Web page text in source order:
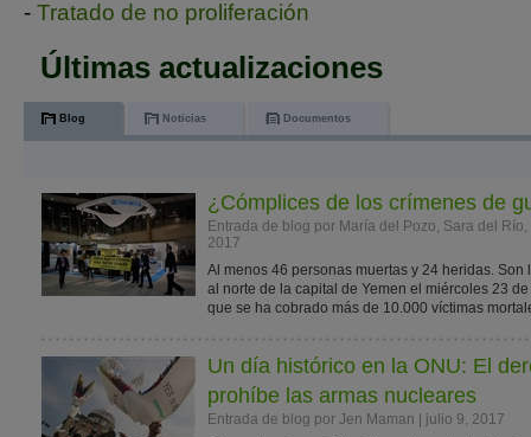
- Tratado de no proliferación
Últimas actualizaciones
Blog Noticias Documentos
¿Cómplices de los crímenes de
Entrada de blog por María del Pozo, Sara del
2017
Al menos 46 personas muertas y 24 heridas.
al norte de la capital de Yemen el miércoles 23
que se ha cobrado más de 10.000 víctimas
Un día histórico en la ONU: El
prohíbe las armas nucleares
Entrada de blog por Jen Maman | julio 9, 2017